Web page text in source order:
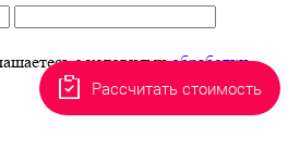
с условиямиобработки
Рассчитать стоимость